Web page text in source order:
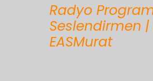
Radyo
Seslendirmen |
EASMurat